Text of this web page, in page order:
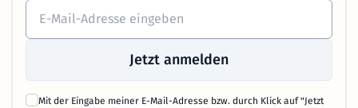
Jetzt anmelden
Mit der Eingabe meiner E-Mail-Adresse bzw. durch Klick auf "Jetzt